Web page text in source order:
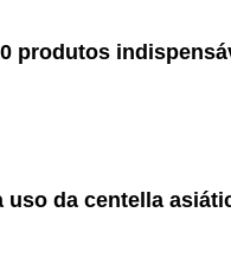
produtos
uso da centella